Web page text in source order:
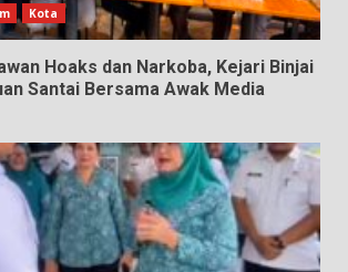
Kota
Hoaks dan Narkoba, Kejari Binjai
Santai Bersama Awak Media